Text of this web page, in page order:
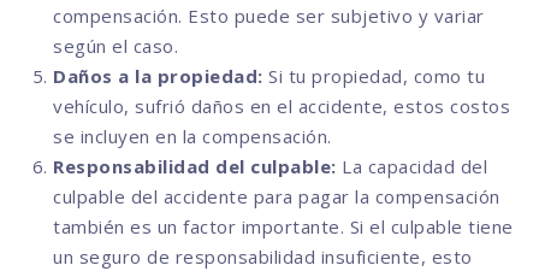
compensación. Esto puede ser subjetivo y variar
según el caso.
Daños a la propiedad: Si tu propiedad, como tu
vehículo, sufrió daños en el accidente, estos costos
se incluyen en la compensación.
Responsabilidad del culpable: La capacidad del
culpable del accidente para pagar la compensación
también es un factor importante. Si el culpable tiene
un seguro de responsabilidad insuficiente, esto